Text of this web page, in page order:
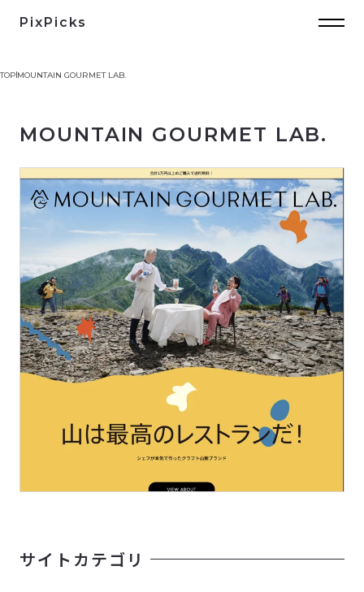
PixPicks
TOP MOUNTAIN GOURMET LAB.
MOUNTAIN GOURMET LAB.
サイトカテゴリ